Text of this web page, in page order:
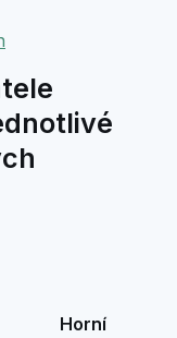
Horní